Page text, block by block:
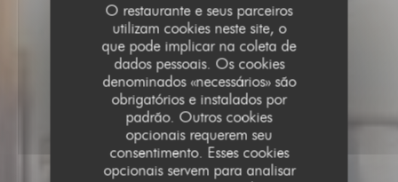
O restaurante e seus parceiros
utilizam cookies neste site, o
que pode implicar na coleta de
dados pessoais. Os cookies
denominados «necessários» são
obrigatórios e instalados por
padrão. Outros cookies
opcionais requerem seu
consentimento. Esses cookies
opcionais servem para analisar